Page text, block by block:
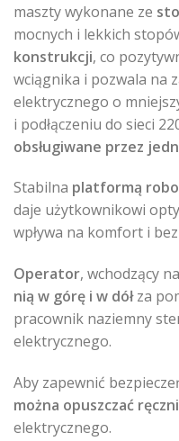
maszty wykonane ze
mocnych i lekkich
konstrukcji, co
wciągnika i pozwala na
elektrycznego o
i podłączeniu do sieci
obsługiwane przez
Stabilna platformą
daje użytkownikowi
wpływa na komfort i
Operator, wchodzący
nią w górę i w dółza
pracownik naziemny
elektrycznego.
Aby zapewnić
można opuszczać
elektrycznego.